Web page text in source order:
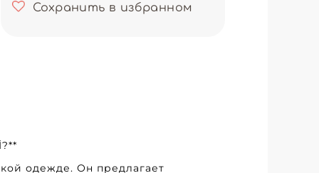
Сохранить в избранном
одежде. Он предлагает